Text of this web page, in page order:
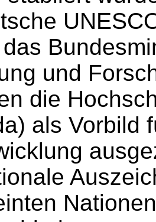
und
die
als Vorbild